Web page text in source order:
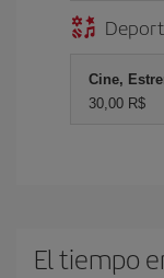
Cine,
30,00 R$
El tiempo